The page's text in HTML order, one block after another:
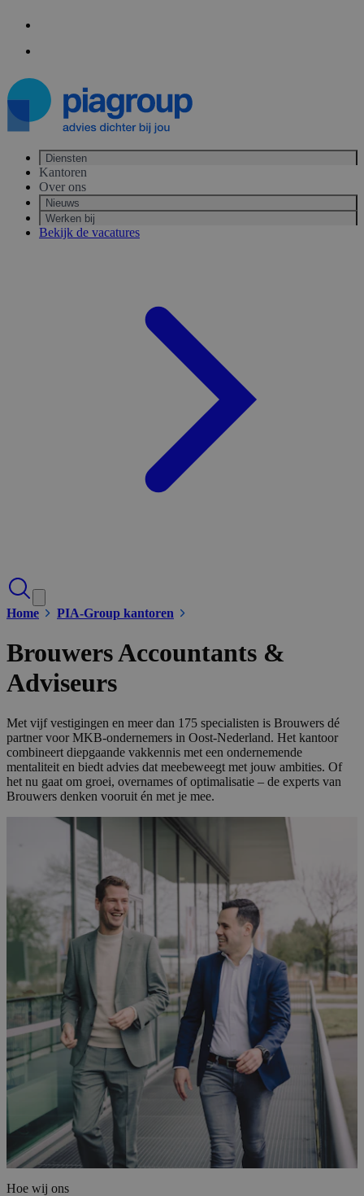
Diensten
Kantoren
Over ons
Nieuws
Werken bij
Bekijk de vacatures
Home PIA-Group kantoren
Brouwers Accountants &
Adviseurs
Met vijf vestigingen en meer dan 175 specialisten is Brouwers dé
partner voor MKB-ondernemers in Oost-Nederland. Het kantoor
combineert diepgaande vakkennis met een ondernemende
mentaliteit en biedt advies dat meebeweegt met jouw ambities. Of
het nu gaat om groei, overnames of optimalisatie – de experts van
Brouwers denken vooruit én met je mee.
Hoe wij ons